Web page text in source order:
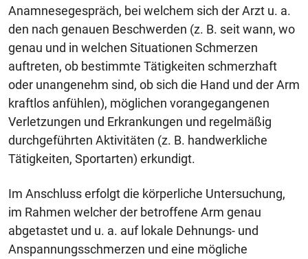
Anamnesegespräch, bei welchem sich der Arzt u. a.
den nach genauen Beschwerden (z. B. seit wann, wo
genau und in welchen Situationen Schmerzen
auftreten, ob bestimmte Tätigkeiten schmerzhaft
oder unangenehm sind, ob sich die Hand und der Arm
kraftlos anfühlen), möglichen vorangegangenen
Verletzungen und Erkrankungen und regelmäßig
durchgeführten Aktivitäten (z. B. handwerkliche
Tätigkeiten, Sportarten) erkundigt.
Im Anschluss erfolgt die körperliche Untersuchung,
im Rahmen welcher der betroffene Arm genau
abgetastet und u. a. auf lokale Dehnungs- und
Anspannungsschmerzen und eine mögliche